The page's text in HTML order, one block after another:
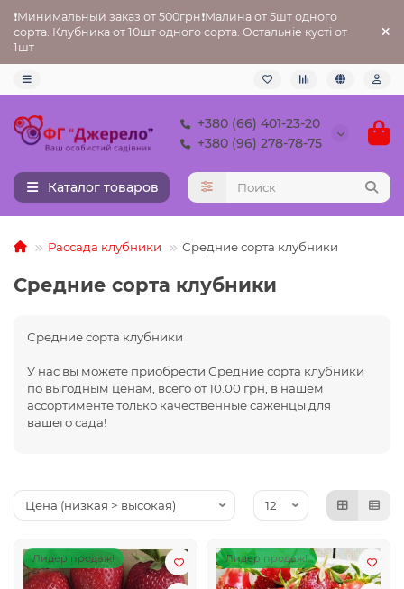
❗Минимальный заказ от 500грн❗Малина от 5шт одного
сорта. Клубника от 10шт одного сорта. Остальніе кусті от
1шт
+380 (66) 401-23-20
+380 (96) 278-78-75
Каталог товаров
Рассада клубники Средние сорта клубники
Средние сорта клубники
Средние сорта клубники
У нас вы можете приобрести Средние сорта клубники
по выгодным ценам, всего от 10.00 грн, в нашем
ассортименте только качественные саженцы для
вашего сада!
Лидер продаж! Лидер продаж!